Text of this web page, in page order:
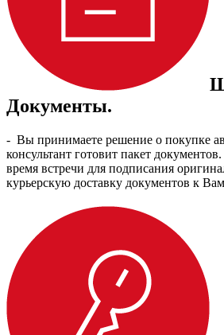
Документы.
- Вы принимаете решение о покупке
консультант готовит пакет
время встречи для подписания
курьерскую доставку документов к